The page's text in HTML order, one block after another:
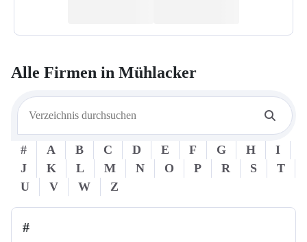
Alle Firmen in Mühlacker
# A B C D E F G H
I
J
K L M N O P R S
T
U
V W Z
#